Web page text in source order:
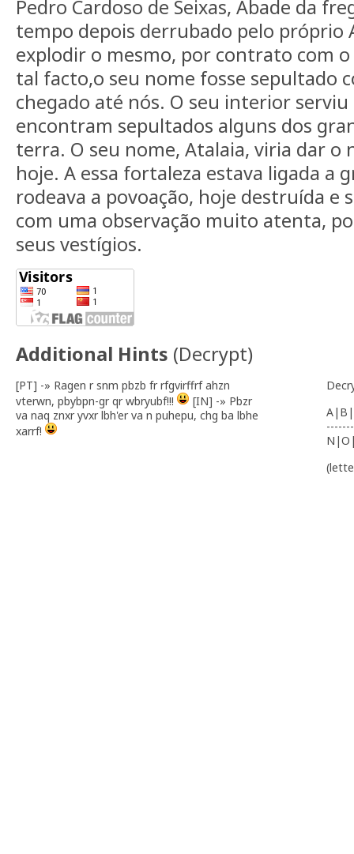
Pedro Cardoso de Seixas, Abade da
tempo depois derrubado pelo próprio
explodir o mesmo, por contrato com
tal facto,o seu nome fosse sepultado
chegado até nós. O seu interior
encontram sepultados alguns dos
terra. O seu nome, Atalaia, viria dar o
hoje. A essa fortaleza estava ligada a
rodeava a povoação, hoje destruída e
com uma observação muito atenta,
seus vestígios.
Additional Hints (Decrypt)
[PT] -» Ragen r snm pbzb fr rfgvirffrf ahzn
vterwn, pbybpn-gr qr wbryubf!!!
[IN] -» Pbzr
va naq znxr yvxr lbh'er va n puhepu, chg ba lbhe
xarrf!